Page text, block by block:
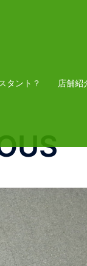
タント？ 店舗紹